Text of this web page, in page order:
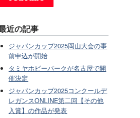
近の記事
ジャパンカップ2025岡山大会の事
前申込が開始
タミヤホビーパークが名古屋で開
催決定
ジャパンカップ2025コンクールデ
レガンスONLINE第二回【その他
入賞】の作品が発表